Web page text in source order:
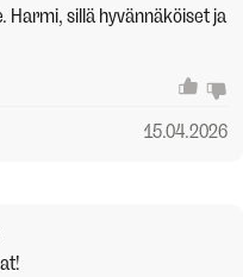
Harmi, sillä hyvännäköiset ja
15.04.2026